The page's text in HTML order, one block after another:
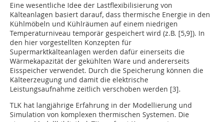
Eine wesentliche Idee der Lastflexibilisierung von
Kälteanlagen basiert darauf, dass thermische Energie in den
Kühlmöbeln und Kühlräumen auf einem niedrigen
Temperaturniveau temporär gespeichert wird (z.B. [5,9]). In
den hier vorgestellten Konzepten für
Supermarktkälteanlagen werden dafür einerseits die
Wärmekapazität der gekühlten Ware und andererseits
Eisspeicher verwendet. Durch die Speicherung können die
Kälteerzeugung und damit die elektrische
Leistungsaufnahme zeitlich verschoben werden [3].
TLK hat langjährige Erfahrung in der Modellierung und
Simulation von komplexen thermischen Systemen. Die